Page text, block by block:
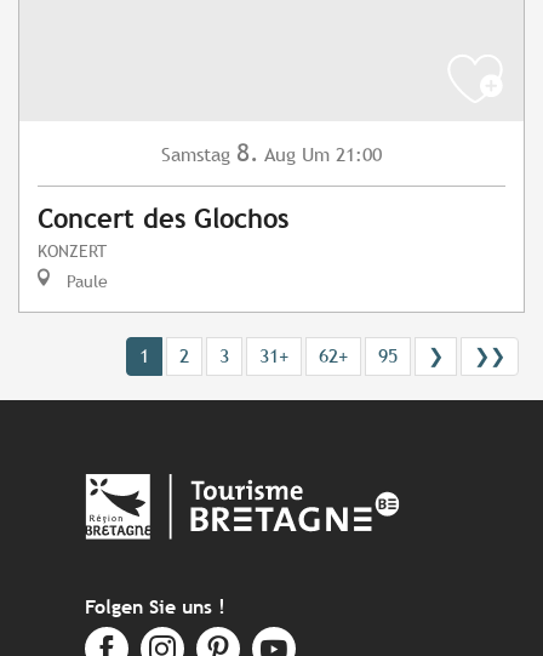
Samstag 8. Aug Um 21:00
Concert des Glochos
KONZERT
Paule
1 2 3 31+ 62+ 95 ❯ ❯❯
Folgen Sie uns !